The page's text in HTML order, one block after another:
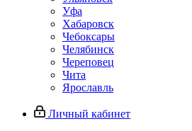
Уфа
Хабаровск
Чебоксары
Челябинск
Череповец
Чита
Ярославль
Личный кабинет